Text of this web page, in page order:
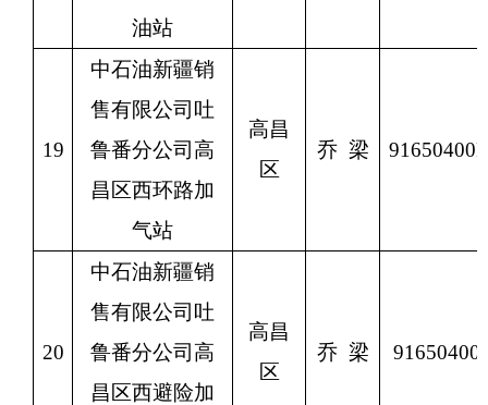
油站
19
中石油新疆销
售有限公司吐
鲁番分公司高
昌区西环路加
气站
高昌
区
乔 梁
20
中石油新疆销
售有限公司吐
鲁番分公司高
昌区西避险加
高昌
区
乔 梁